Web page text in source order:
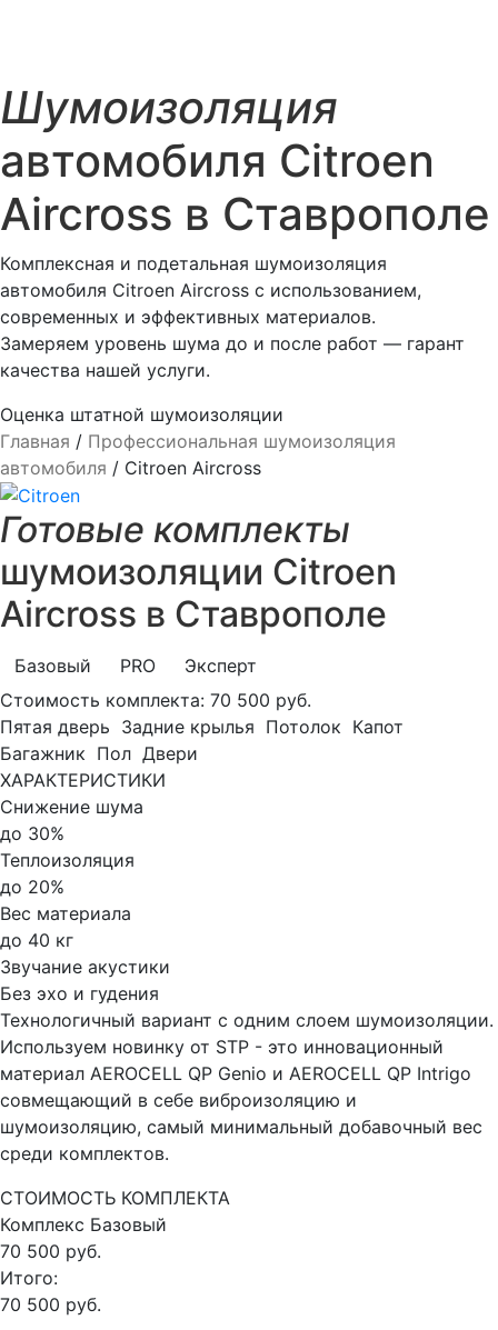
Шумоизоляция
автомобиля Citroen
Aircross в Ставрополе
Комплексная и подетальная шумоизоляция
автомобиля Citroen Aircross с использованием,
современных и эффективных материалов.
Замеряем уровень шума до и после работ — гарант
качества нашей услуги.
Оценка штатной шумоизоляции
Главная / Профессиональная шумоизоляция
автомобиля / Citroen Aircross
Готовые комплекты
шумоизоляции Citroen
Aircross в Ставрополе
Базовый PRO
Эксперт
Стоимость комплекта: 70 500 руб.
Пятая дверь Задние крылья Потолок Капот
Багажник Пол Двери
ХАРАКТЕРИСТИКИ
Снижение шума
до 30%
Теплоизоляция
до 20%
Вес материала
до 40 кг
Звучание акустики
Без эхо и гудения
Технологичный вариант с одним слоем шумоизоляции.
Используем новинку от STP - это инновационный
материал AEROCELL QP Genio и AEROCELL QP Intrigo
совмещающий в себе виброизоляцию и
шумоизоляцию, самый минимальный добавочный вес
среди комплектов.
СТОИМОСТЬ КОМПЛЕКТА
Комплекс Базовый
70 500 руб.
Итого:
70 500 руб.